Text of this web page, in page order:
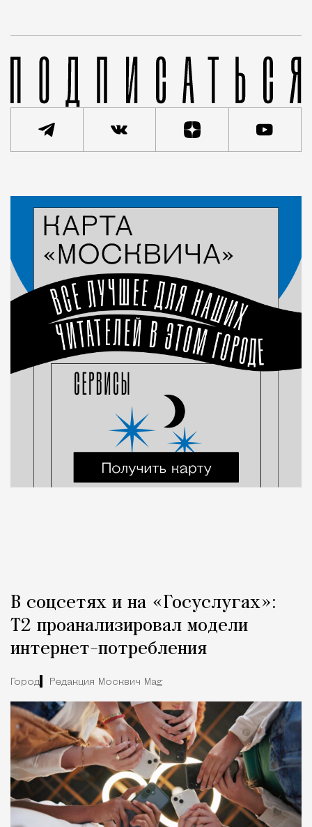
Город
В соцсетях и на «Госуслугах»:
Т2 проанализировал модели
интернет-потребления
Город Редакция Москвич Mag